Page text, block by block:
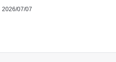
2026/07/07